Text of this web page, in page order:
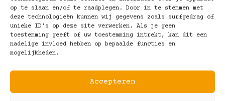
op te slaan en/of te raadplegen. Door in te stemmen met
deze technologieën kunnen wij gegevens zoals surfgedrag of
unieke ID's op deze site verwerken. Als je geen
toestemming geeft of uw toestemming intrekt, kan dit een
nadelige invloed hebben op bepaalde functies en
mogelijkheden.
Accepteren
Volg Ons!
Copyright © 2025 Koot Brillen